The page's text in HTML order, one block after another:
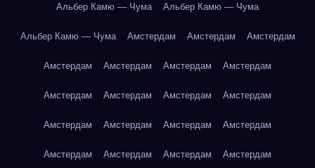
Альбер Камю — Чума Альбер Камю — Чума
Альбер Камю — Чума Амстердам Амстердам Амстердам
Амстердам Амстердам Амстердам Амстердам
Амстердам Амстердам Амстердам Амстердам
Амстердам Амстердам Амстердам Амстердам
Амстердам Амстердам Амстердам Амстердам